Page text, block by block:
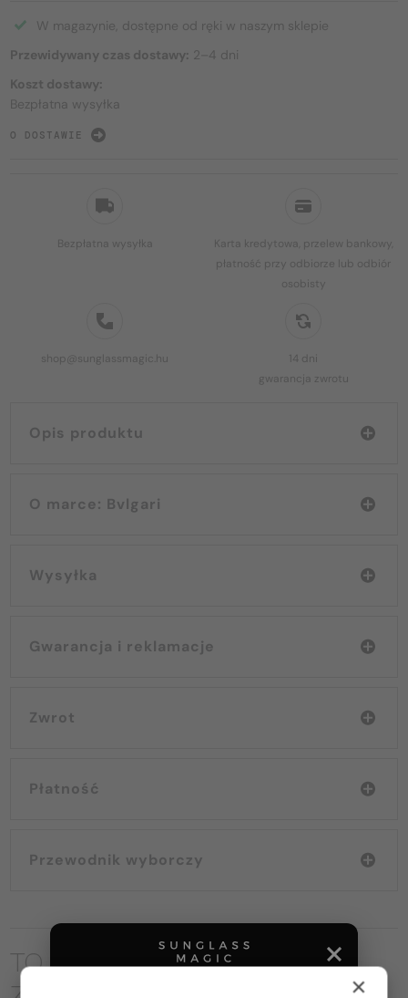
Bezpłatna wysyłka
Karta kredytowa, przelew bankowy,
płatność przy odbiorze lub odbiór
osobisty
shop@sunglassmagic.hu
14 dni
gwarancja zwrotu
Opis produktu
O marce: Bvlgari
Wysyłka
Gwarancja i reklamacje
Zwrot
Płatność
Przewodnik wyborczy
W magazynie, dostępne od ręki w naszym sklepie
Przewidywany czas dostawy: 2–4 dni
Koszt dostawy:
Bezpłatna wysyłka
O DOSTAWIE
TO MOŻE CIĘ RÓWNIEŻ
×